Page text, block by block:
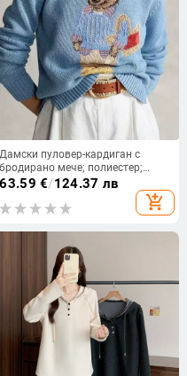
Дамски пуловер-кардиган с
бродирано мече; полиестер;
средна дебелина; кръгло деколте;
дълги ръкави; свободна кройка
63.59 €/124.37 лв
add_shopping_cart